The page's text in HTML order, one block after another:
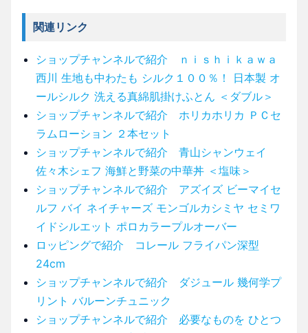
関連リンク
ショップチャンネルで紹介 ｎｉｓｈｉｋａｗａ
西川 生地も中わたも シルク１００％！ 日本製 オ
ールシルク 洗える真綿肌掛けふとん ＜ダブル＞
ショップチャンネルで紹介 ホリカホリカ ＰＣセ
ラムローション ２本セット
ショップチャンネルで紹介 青山シャンウェイ
佐々木シェフ 海鮮と野菜の中華丼 ＜塩味＞
ショップチャンネルで紹介 アズイズ ビーマイセ
ルフ バイ ネイチャーズ モンゴルカシミヤ セミワ
イドシルエット ポロカラープルオーバー
ロッピングで紹介 コレール フライパン深型
24cm
ショップチャンネルで紹介 ダジュール 幾何学プ
リント バルーンチュニック
ショップチャンネルで紹介 必要なものを ひとつ